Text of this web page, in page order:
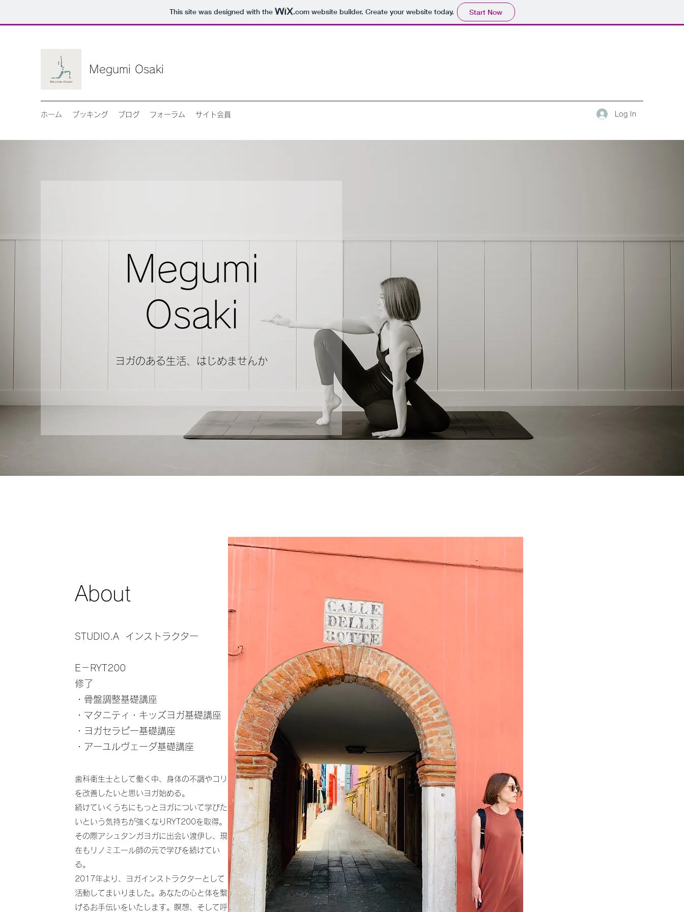
This site was designed with the .comwebsite builder. Create your website today. Start Now
Megumi Osaki
ホーム ブッキング ブログ フォーラム サイト会員 Log In
Megumi
Osaki
ヨガのある生活、はじめませんか
About
STUDIO.A インストラクター
E－RYT200
修了
・骨盤調整基礎講座
・マタニティ・キッズヨガ基礎講座
・ヨガセラピー基礎講座
・アーユルヴェーダ基礎講座
歯科衛生士として働く中、身体の不調やコリ
を改善したいと思いヨガ始める。
続けていくうちにもっとヨガについて学びた
いという気持ちが強くなりRYT200を取得。
その際アシュタンガヨガに出会い渡伊し、現
在もリノミエール師の元で学びを続けてい
る。
2017年より、ヨガインストラクターとして
活動してまいりました。あなたの心と体を繋
げるお手伝いをいたします。瞑想、そして呼